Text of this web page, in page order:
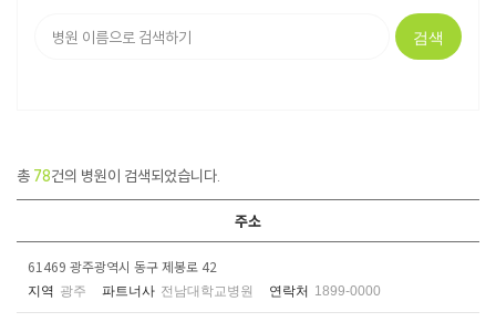
검색
총 78건의 병원이 검색되었습니다.
주소
61469 광주광역시 동구 제봉로 42
지역 광주 파트너사 전남대학교병원 연락처 1899-0000